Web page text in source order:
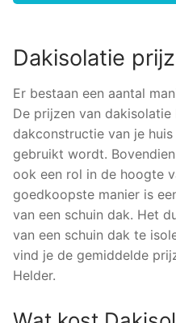
Dakisolatie
Er bestaan een aantal
De prijzen van
dakconstructie van je
gebruikt wordt.
ook een rol in de hoogte
goedkoopste manier is
van een schuin dak. Het
van een schuin dak te
vind je de gemiddelde
Helder.